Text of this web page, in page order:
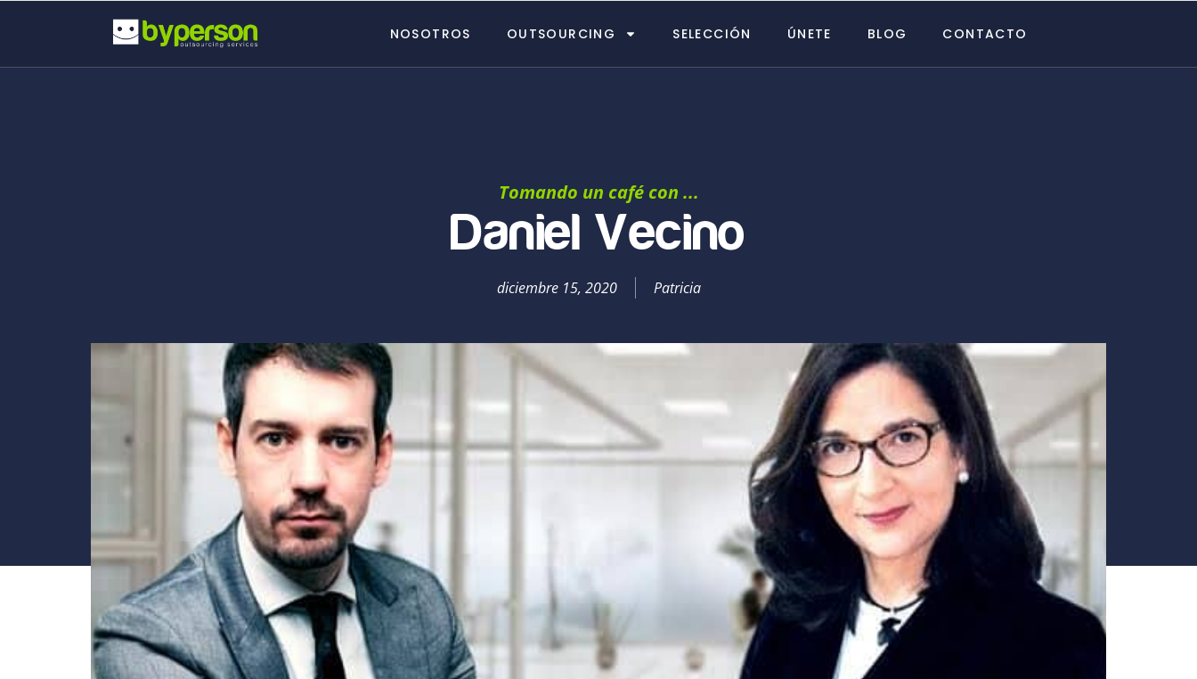
NOSOTROS OUTSOURCING SELECCIÓN ÚNETE BLOG CONTACTO
Tomando un café con ...
Daniel Vecino
diciembre 15, 2020 Patricia